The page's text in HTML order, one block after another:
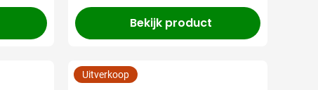
Bekijk product
Uitverkoop